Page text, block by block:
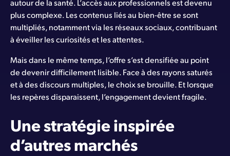
autour de la santé. L’accès aux professionnels est devenu
plus complexe. Les contenus liés au bien-être se sont
multipliés, notamment via les réseaux sociaux, contribuant
à éveiller les curiosités et les attentes.
Mais dans le même temps, l’offre s’est densifiée au point
de devenir difficilement lisible. Face à des rayons saturés
et à des discours multiples, le choix se brouille. Et lorsque
les repères disparaissent, l’engagement devient fragile.
Une stratégie inspirée
d’autres marchés